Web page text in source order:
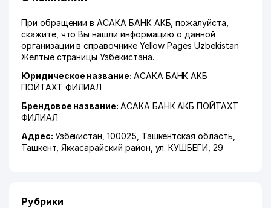
При обращении в АСАКА БАНК АКБ, пожалуйста,
скажите, что Вы нашли информацию о данной
организации в справочнике Yellow Pages Uzbekistan
Желтые страницы Узбекистана.
Юридическое название: АСАКА БАНК АКБ
ПОЙТАХТ ФИЛИАЛ
Брендовое название: АСАКА БАНК АКБ ПОЙТАХТ
ФИЛИАЛ
Адрес: Узбекистан, 100025, Ташкентская область
Ташкент, Яккасарайский район ул. КУШБЕГИ , 29
Рубрики